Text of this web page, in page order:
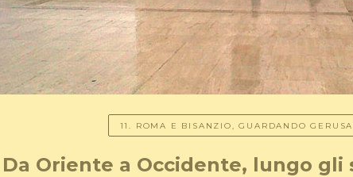
11. ROMA E BISANZIO, GUARDANDO
Da Oriente a Occidente, lungo gli